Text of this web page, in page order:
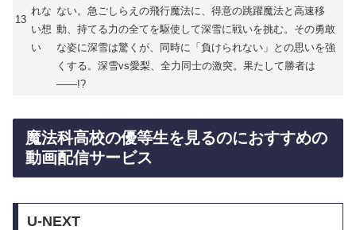
13
れな
い想
い
ない。急ごしらえの飛行魔法に、得意の跳躍魔法と高速移
動、持てる力の全てを駆使して深雪に戦いを挑む。その勇敢
な姿に深雪は驚くが、同時に「負けられない」との思いを強
くする。深雪vs愛梨、全力同士の激突。果たして勝者は
――!?
魔法科高校の優等生を見るのにおすすめの
動画配信サービス
U-NEXT